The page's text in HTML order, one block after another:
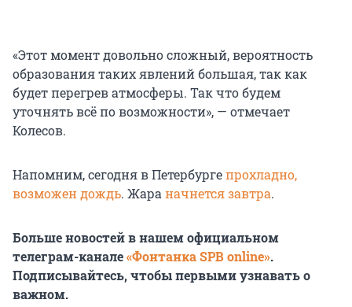
«Этот момент довольно сложный, вероятность
образования таких явлений большая, так как
будет перегрев атмосферы. Так что будем
уточнять всё по возможности», — отмечает
Колесов.
Напомним, сегодня в Петербургепрохладно,
возможен дождь. Жараначнется завтра.
Больше новостей в нашем официальном
телеграм-канале«Фонтанка SPB online».
Подписывайтесь, чтобы первыми узнавать о
важном.